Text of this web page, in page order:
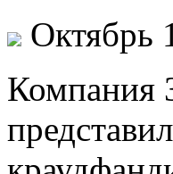
Октябрь
Компания